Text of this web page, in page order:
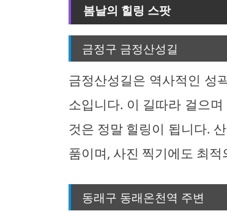
봄날의 힐링 스팟
금정구 금정산성길
금정산성길은 역사적인 성
소입니다. 이 길따라 걸으
것은 정말 힐링이 됩니다.
품이며, 사진 찍기에도 최적
동래구 동래온천역 주변